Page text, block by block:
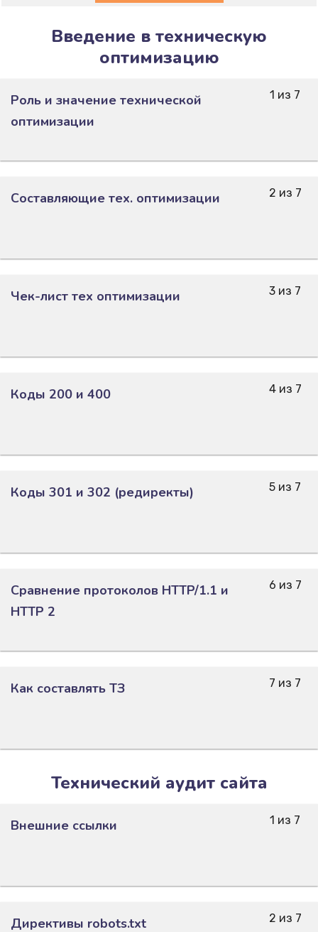
Введение в техническую
оптимизацию
1 из 7
Роль и значение технической
оптимизации
2 из 7
Составляющие тех. оптимизации
3 из 7
Чек-лист тех оптимизации
4 из 7
Коды 200 и 400
5 из 7
Коды 301 и 302 (редиректы)
6 из 7
Сравнение протоколов HTTP/1.1 и
HTTP 2
7 из 7
Как составлять ТЗ
Технический аудит сайта
1 из 7
Внешние ссылки
2 из 7
Директивы robots.txt